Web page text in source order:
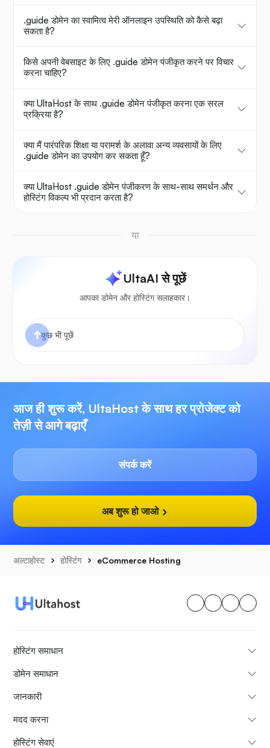
.guide डोमेन का स्वामित्व मेरी ऑनलाइन उपस्थिति को कैसे बढ़ा
सकता है?
किसे अपनी वेबसाइट के लिए .guide डोमेन पंजीकृत करने पर विचार
करना चाहिए?
क्या UltaHost के साथ .guide डोमेन पंजीकृत करना एक सरल
प्रक्रिया है?
क्या मैं पारंपरिक शिक्षा या परामर्श के अलावा अन्य व्यवसायों के लिए
.guide डोमेन का उपयोग कर सकता हूँ?
क्या UltaHost .guide डोमेन पंजीकरण के साथ-साथ समर्थन और
होस्टिंग विकल्प भी प्रदान करता है?
या
UltaAI से पूछें
आपका डोमेन और होस्टिंग सलाहकार।
आज ही शुरू करें, UltaHost के साथ हर प्रोजेक्ट को
तेज़ी से आगे बढ़ाएँ
संपर्क करें
अब शुरू हो जाओ
अल्टाहोस्ट होस्टिंग eCommerce Hosting
होस्टिंग समाधान
डोमेन समाधान
जानकारी
मदद करना
होस्टिंग सेवाएं